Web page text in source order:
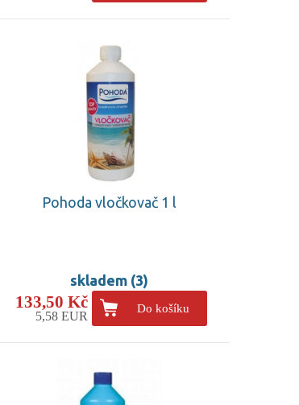
Pohoda vločkovač 1 l
skladem (3)
133,50 Kč
5,58 EUR
Do košíku